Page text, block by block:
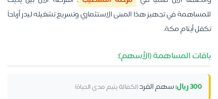
للمساهمة في تجهيز هذا المبنى الاستثماري وتسريع تشغيله ليدر أرباحاً
تكفل أيتام مكة.
باقات المساهمة (الأسهم):
300 ريال: سهم الفرد(لكفالة يتيم مدى الحياة)